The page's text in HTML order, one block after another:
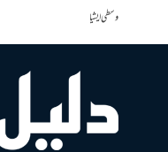
وسطی ایشیا